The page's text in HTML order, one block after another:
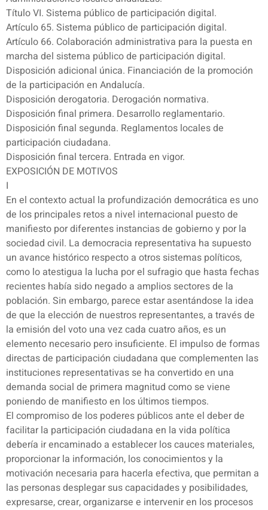
Título VI. Sistema público de participación digital.
Artículo 65. Sistema público de participación digital.
Artículo 66. Colaboración administrativa para la puesta en
marcha del sistema público de participación digital.
Disposición adicional única. Financiación de la promoción
de la participación en Andalucía.
Disposición derogatoria. Derogación normativa.
Disposición final primera. Desarrollo reglamentario.
Disposición final segunda. Reglamentos locales de
participación ciudadana.
Disposición final tercera. Entrada en vigor.
EXPOSICIÓN DE MOTIVOS
I
En el contexto actual la profundización democrática es uno
de los principales retos a nivel internacional puesto de
manifiesto por diferentes instancias de gobierno y por la
sociedad civil. La democracia representativa ha supuesto
un avance histórico respecto a otros sistemas políticos,
como lo atestigua la lucha por el sufragio que hasta fechas
recientes había sido negado a amplios sectores de la
población. Sin embargo, parece estar asentándose la idea
de que la elección de nuestros representantes, a través de
la emisión del voto una vez cada cuatro años, es un
elemento necesario pero insuficiente. El impulso de formas
directas de participación ciudadana que complementen las
instituciones representativas se ha convertido en una
demanda social de primera magnitud como se viene
poniendo de manifiesto en los últimos tiempos.
El compromiso de los poderes públicos ante el deber de
facilitar la participación ciudadana en la vida política
debería ir encaminado a establecer los cauces materiales,
proporcionar la información, los conocimientos y la
motivación necesaria para hacerla efectiva, que permitan a
las personas desplegar sus capacidades y posibilidades,
expresarse, crear, organizarse e intervenir en los procesos